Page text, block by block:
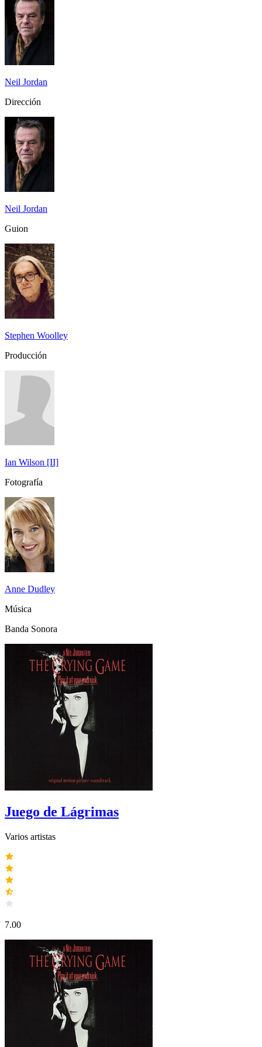
Neil Jordan
Dirección
Neil Jordan
Guion
Stephen Woolley
Producción
Ian Wilson [II]
Fotografía
Anne Dudley
Música
Banda Sonora
Juego de Lágrimas
Varios artistas
7.00